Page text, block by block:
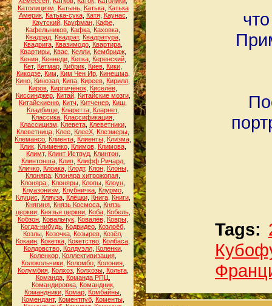
Католицизм
Катынь, Катька, Катька
Америк, Катька-сука, Катя, Каунас
Каутский, Кауфман, Кафе,
Кафельников Кафка Каховка
Квадрад Квадрат, Квадратура
Квадрига, Квазимодо, Квартира,
Квартиры, Квас Келли, Кембридж,
Кения, Кеннеди, Кепка, Керенский,
Кет, Кетмар Кибрик Киев Кики
Кикодзе, Ким Ким Чен Ир, Кинешма,
Кино Кинозал Кипа Киреев Кирилл
Киров Кирпичёнок Киселёв
Киссинджер, Китай, Китайские мозги,
Китайскиеню Китч Китченер Киш
Кладбище Кларетта Кларнет,
Классика Классификация
Классицизм
Клевета, Клеветники,
Клеветница Клее КлееХ Клезмеры
Клемансо Клиента Клиенты Клизма
Клик, Клименко, Климов, Климова,
Климт, Клинт Иствуд, Клинтон,
Клинтонша, Клип, Клифф Ричард,
Кличко, Клоака, Клодт, Клон, Клоны,
Клоняра Клоняра хитрожопая
Клоняра.
Клоняры Клопы Клоун
Клуазонизм
Клубничка Клурмо
Клуцис
Кляуза, Клёцки, Книга, Книги,
Княгиня, Князь Космоса, Князь
церкви, Князья церкви, Коба, Кобель,
Кобзон Ковальчук Ковалёв Ковры
Когда-нибудь Кодвидео Козлоёб
Козлы Козочка Козырев Козёл
Кокаин Кокетка Кокетство Колбаса
Колдовство, Колдуэлл, Коленки,
Коленкор, Коллективизация,
Колокольчики Коломбо Колония
Колумбия, Колхоз, Колхозы, Кольта,
Команда, Команда РПЦ
Командировка, Командник,
Командники Комар Комбайны
Комендант, Коментпуб, Коменты,
Tags: